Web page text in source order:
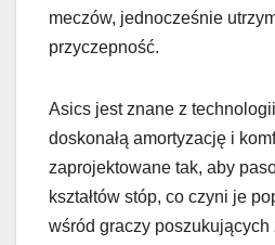
meczów, jednocześnie
przyczepność.
Asics jest znane z
doskonałą amortyzację i
zaprojektowane tak, aby
kształtów stóp, co czyni je
wśród graczy